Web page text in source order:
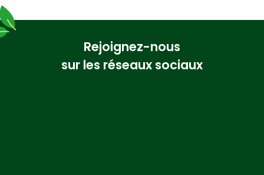
Rejoignez-nous
sur les réseaux sociaux